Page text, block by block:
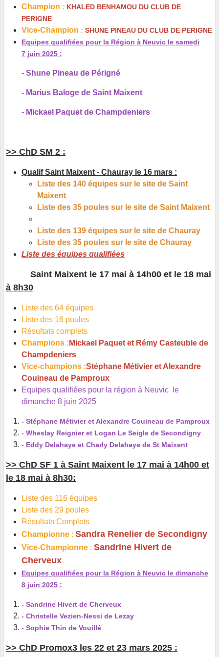
Champion : KHALED BENHAMOU DU CLUB DE
PERIGNE
Vice-Champion : SHUNE PINEAU DU CLUB DE PERIGNE
Equipes qualifiées pour la Région à Neuvic le samedi
7 juin 2025 :
- Shune Pineau de Périgné
- Marius Baloge de Saint Maixent
- Mickael Paquet de Champdeniers
>> ChD SM 2 :
Qualif Saint Maixent - Chauray le 16 mars :
Liste des 140 équipes sur le site de Saint
Maixent
Liste des 35 poules sur le site de Saint Maixent
Liste des 139 équipes sur le site de Chauray
Liste des 35 poules sur le site de Chauray
Liste des équipes qualifiées
Saint Maixent le 17 mai à 14h00 et le 18 mai
à 8h30
Liste des 64 équipes
Liste des 16 poules
Résultats complets
Champions : Mickael Paquet et Rémy Casteuble de
Champdeniers
Vice-champions :Stéphane Métivier et Alexandre
Couineau de Pamproux
Equipes qualifiées pour la région à Neuvic le
dimanche 8 juin 2025
- Stéphane Métivier et Alexandre Couineau de Pamproux
- Wheslay Reignier et Logan Le Seigle de Secondigny
- Eddy Delahaye et Charly Delahaye de St Maixent
>> ChD SF 1 à Saint Maixent le 17 mai à 14h00 et
le 18 mai à 8h30:
Liste des 116 équipes
Liste des 29 poules
Résultats Complets
Championne : Sandra Renelier de Secondigny
Vice-Championne : Sandrine Hivert de
Cherveux
Equipes qualifiées pour la Région à Neuvic le dimanche
8 juin 2025 :
- Sandrine Hivert de Cherveux
- Christelle Vezien-Nessi de Lezay
- Sophie Thin de Vouillé
>> ChD Promox3 les 22 et 23 mars 2025 :